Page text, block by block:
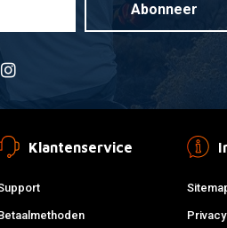
Abonneer
Klantenservice